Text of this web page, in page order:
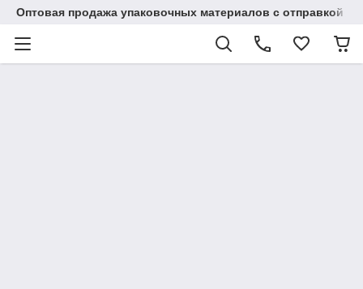
Оптовая продажа упаковочных материалов с отправкой по